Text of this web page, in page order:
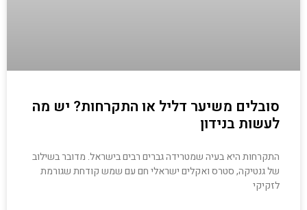
סובלים משיער דליל או התקרחות? יש מה
לעשות בנידון
התקרחות היא בעיה שמטרידה גברים רבים בישראל. מדובר בשילוב
של גנטיקה, סטרס ואקלים ישראלי חם עם שמש קודחת שגורמת
לזקיקי